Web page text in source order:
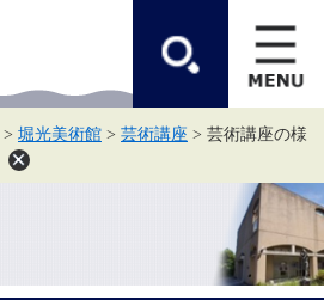
> 堀光美術館 > 芸術講座 > 芸術講座の様